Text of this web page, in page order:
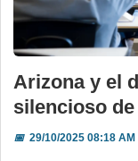
Arizona y el
silencioso de
📅29/10/2025 08:18 AM